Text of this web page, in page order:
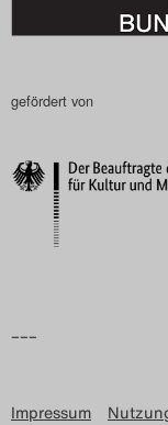
gefördert von
–––
Impressum